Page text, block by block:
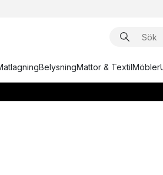
BelysningMattor & TextilMöbler